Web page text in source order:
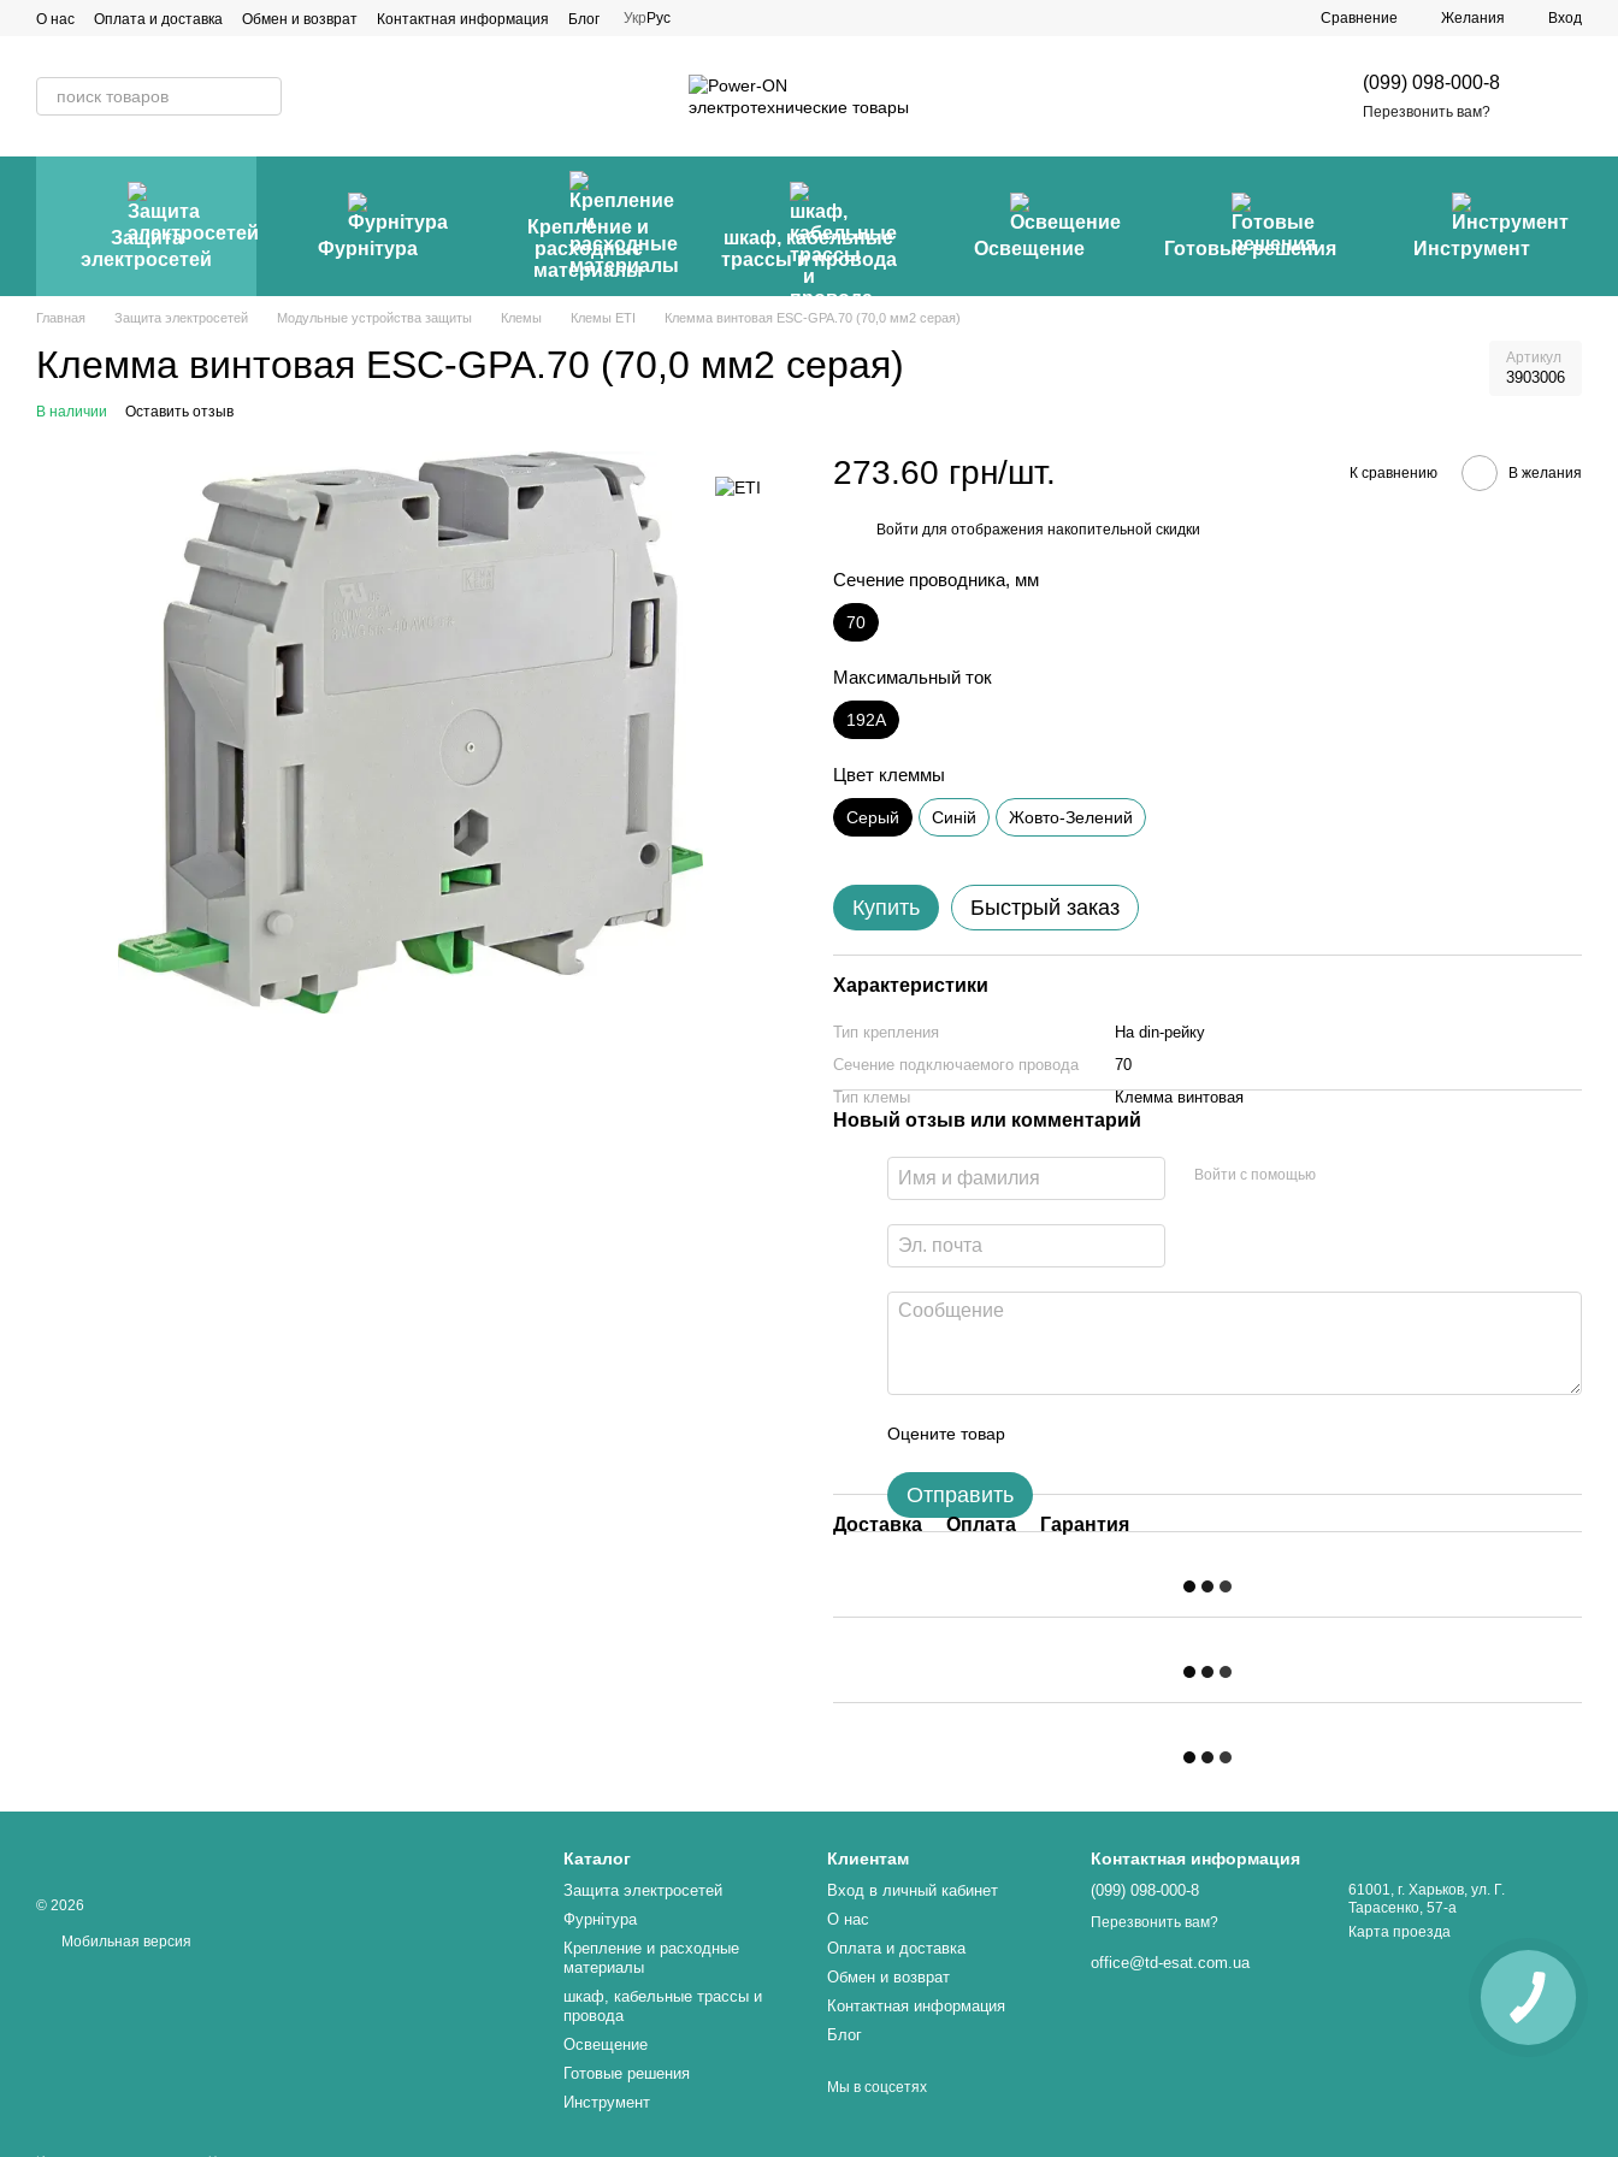
Перейти к основному контенту
О нас Оплата и доставка Обмен и возврат Контактная информация Блог Укр Рус Сравнение Желания Вход
(099) 098-000-8
Перезвонить вам?
Защита
электросетей
Фурнітура
Крепление и
расходные
материалы
шкаф, кабельные
трассы и провода
Освещение Готовые решения Инструмент
Главная Защита электросетей Модульные устройства защиты Клемы Клемы ETI Клемма винтовая ESC-GPA.70 (70,0 мм2 серая)
Клемма винтовая ESC-GPA.70 (70,0 мм2 серая) Артикул
3903006
В наличии Оставить отзыв
273.60 грн/шт. К сравнению В желания
Войти для отображения накопительной скидки
Сечение проводника, мм
70
Максимальный ток
192А
Цвет клеммы
Серый Синій Жовто-Зелений
Купить Быстрый заказ
Характеристики
Тип крепления
На din-рейку
Сечение подключаемого провода
70
Тип клемы
Клемма винтовая
Новый отзыв или комментарий
Войти с помощью
Оцените товар
Отправить
Доставка Оплата Гарантия
© 2026
Мобильная версия
Каталог
Защита электросетей
Фурнітура
Крепление и расходные
материалы
шкаф, кабельные трассы и
провода
Освещение
Готовые решения
Инструмент
Клиентам
Вход в личный кабинет
О нас
Оплата и доставка
Обмен и возврат
Контактная информация
Блог
Мы в соцсетях
Контактная информация
(099) 098-000-8
Перезвонить вам?
office@td-esat.com.ua
61001, г. Харьков, ул. Г.
Тарасенко, 57-а
Карта проезда